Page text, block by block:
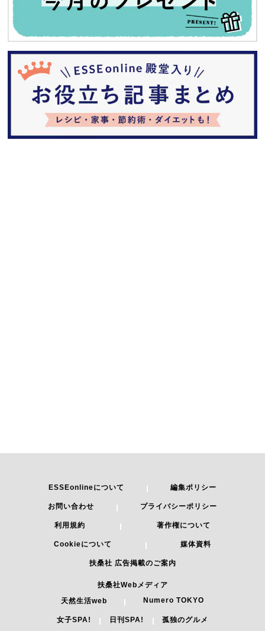
ESSEonlineについて 編集ポリシー
お問い合わせ プライバシーポリシー
利用規約 著作権について
Cookieについて 媒体資料
扶桑社 広告掲載のご案内
扶桑社Webメディア
天然生活web
Numero TOKYO
女子SPA! 日刊SPA! 孤独のグルメ